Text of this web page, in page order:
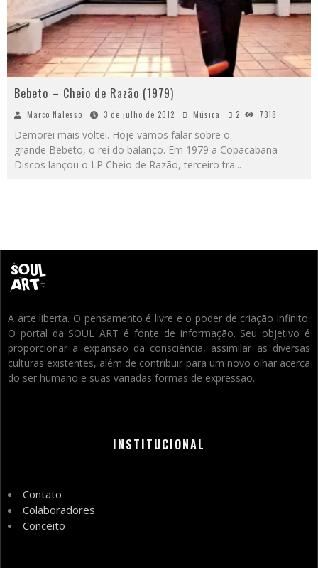
Bebeto – Cheio de Razão (1979)
Marco Nalesso 3 de julho de 2012 Música 2 7318
Demorei mais voltei. Hoje vamos falar sobre o
grande Bebeto, o rei do balanço. Em 1979 a Copacabana
Discos lançou o LP Cheio de Razão, terceiro tra...
A arte liberta. O pensamento é livre e o poder de criação infinito.
O portal da SOUL ART é fonte de informação. Seu objetivo é
proporcionar a expansão da consciência, assimilar as diversas
culturas existentes, além de contribuir para um novo olhar acerca
do ser humano e suas variadas formas de expressão.
INSTITUCIONAL
Contato
Colaboradores
Conceito